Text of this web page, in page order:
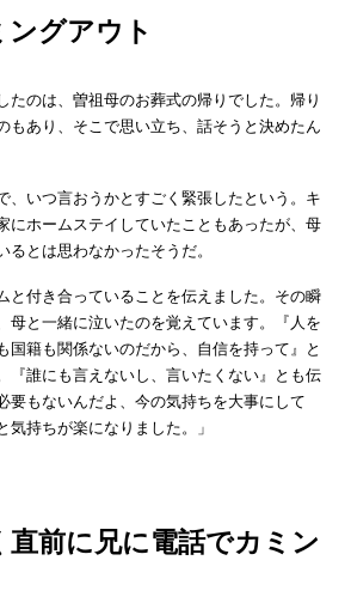
グアウト
たのは、曽祖母のお葬式の帰りでした。帰り
もあり、そこで思い立ち、話そうと決めたん
、いつ言おうかとすごく緊張したという。キ
にホームステイしていたこともあったが、母
とは思わなかったそうだ。
と付き合っていることを伝えました。その瞬
母と一緒に泣いたのを覚えています。『人を
国籍も関係ないのだから、自信を持って』と
『誰にも言えないし、言いたくない』とも伝
要もないんだよ、今の気持ちを大事にして
気持ちが楽になりました。」
直前に兄に電話でカミン